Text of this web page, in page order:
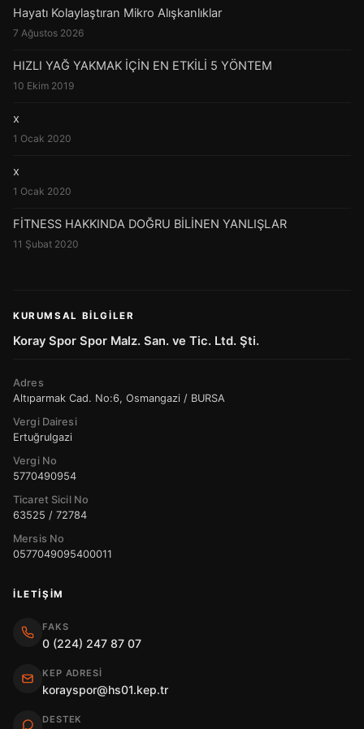
Hayatı Kolaylaştıran Mikro Alışkanlıklar
7 Ağustos 2026
HIZLI YAĞ YAKMAK İÇİN EN ETKİLİ 5 YÖNTEM
10 Ekim 2019
x
1 Ocak 2020
x
1 Ocak 2020
FİTNESS HAKKINDA DOĞRU BİLİNEN YANLIŞLAR
11 Şubat 2020
KURUMSAL BILGILER
Koray Spor Spor Malz. San. ve Tic. Ltd. Şti.
Adres
Altıparmak Cad. No:6, Osmangazi / BURSA
Vergi Dairesi
Ertuğrulgazi
Vergi No
5770490954
Ticaret Sicil No
63525 / 72784
Mersis No
0577049095400011
İLETIŞIM
FAKS
0 (224) 247 87 07
KEP ADRESI
korayspor@hs01.kep.tr
DESTEK